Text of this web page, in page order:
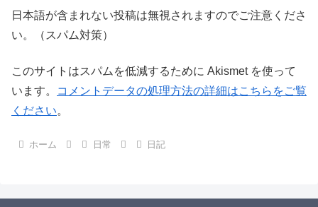
日本語が含まれない投稿は無視されますのでご注意くださ
い。（スパム対策）
このサイトはスパムを低減するために Akismet を使って
います。
コメントデータの処理方法の詳細はこちらをご覧
ください。
ホーム 日常 日記